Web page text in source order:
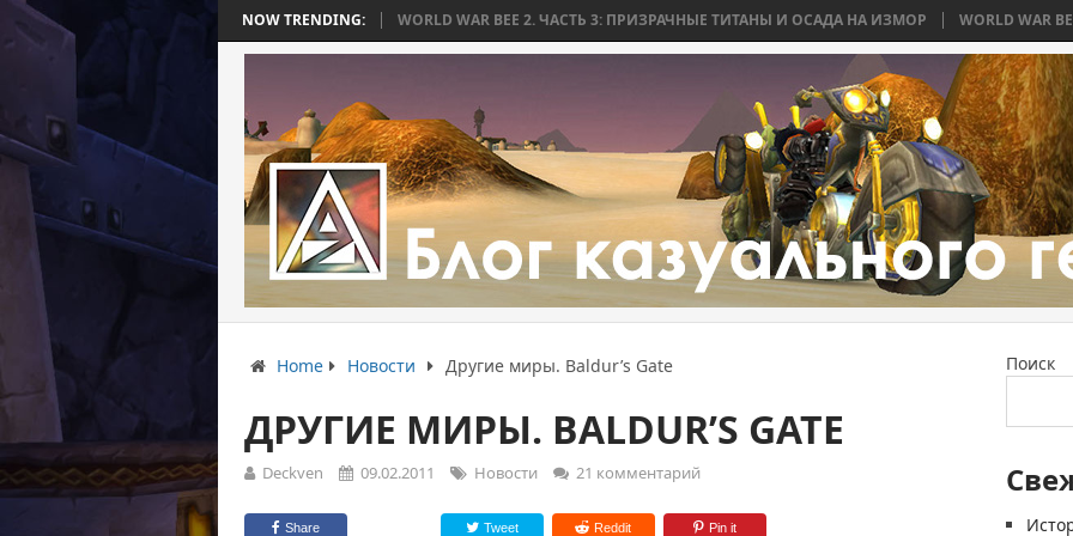
NOW TRENDING:
ЗАКОНЧИЛАСЬ БЕЗ БИТВЫ WORLD WAR BEE 2. ЧАСТЬ 3: ПРИЗРАЧНЫЕ ТИТАНЫ И ОСАДА НА ИЗМОР WORLD WAR BEE 2. ЧАСТЬ 2:
Home Новости Другие миры. Baldur’s Gate
ДРУГИЕ МИРЫ. BALDUR’S GATE
Deckven 09.02.2011 Новости 21 комментарий
Share Tweet Reddit Pin it
Поиск